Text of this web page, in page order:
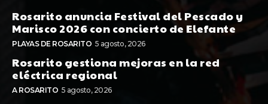
Rosarito anuncia Festival del Pescado y
Marisco 2026 con concierto de Elefante
PLAYAS DE ROSARITO 5 agosto, 2026
Rosarito gestiona mejoras en la red
eléctrica regional
A ROSARITO 5 agosto, 2026